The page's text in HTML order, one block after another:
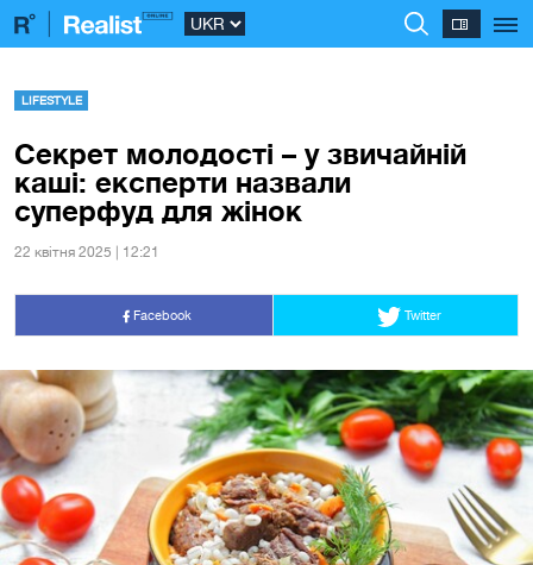
LIFESTYLE
Секрет молодості – у звичайній
каші: експерти назвали
суперфуд для жінок
22 квiтня 2025 | 12:21
Facebook Twitter